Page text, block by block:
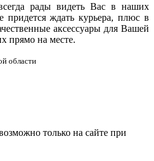
рады видеть Вас в наших
придется ждать курьера, плюс в
аксессуары для Вашей
прямо на месте.
области
только на сайте при